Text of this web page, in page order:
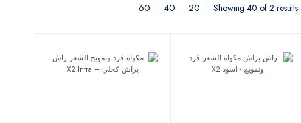
Showing 40 of 2 results
20
40
60